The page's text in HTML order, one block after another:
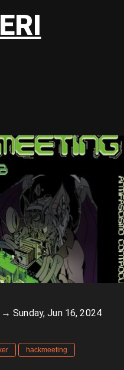
Sunday, Jun 16, 2024
hackmeeting